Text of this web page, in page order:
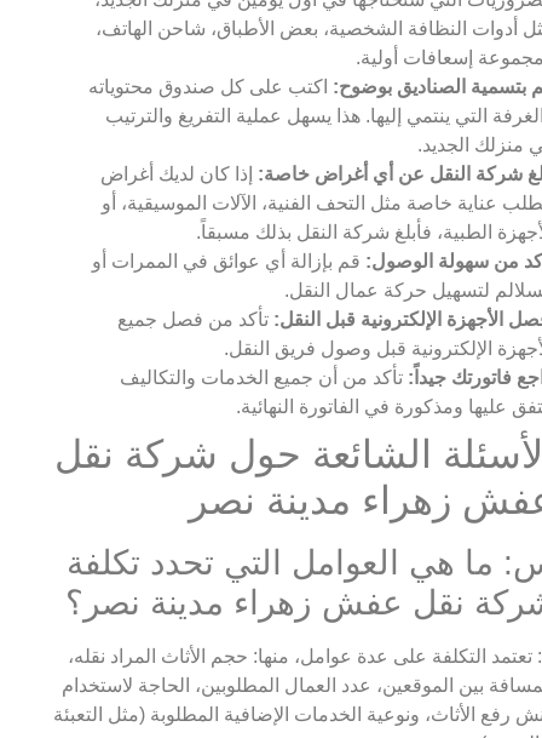
أدوات النظافة الشخصية، بعض الأطباق، شاحن الهاتف،
إسعافات أولية.
بتسمية الصناديق بوضوح: اكتب على كل صندوق محتوياته
التي ينتمي إليها. هذا يسهل عملية التفريغ والترتيب
منزلك الجديد.
شركة النقل عن أي أغراض خاصة: إذا كان لديك أغراض
عناية خاصة مثل التحف الفنية، الآلات الموسيقية، أو
الطبية، فأبلغ شركة النقل بذلك مسبقاً.
من سهولة الوصول: قم بإزالة أي عوائق في الممرات أو
لتسهيل حركة عمال النقل.
الأجهزة الإلكترونية قبل النقل: تأكد من فصل جميع
الإلكترونية قبل وصول فريق النقل.
فاتورتك جيداً: تأكد من أن جميع الخدمات والتكاليف
عليها ومذكورة في الفاتورة النهائية.
الشائعة حول شركة نقل
زهراء مدينة نصر
ما هي العوامل التي تحدد تكلفة
نقل عفش زهراء مدينة نصر؟
تعتمد التكلفة على عدة عوامل، منها: حجم الأثاث المراد نقله،
بين الموقعين، عدد العمال المطلوبين، الحاجة لاستخدام
رفع الأثاث، ونوعية الخدمات الإضافية المطلوبة (مثل التعبئة